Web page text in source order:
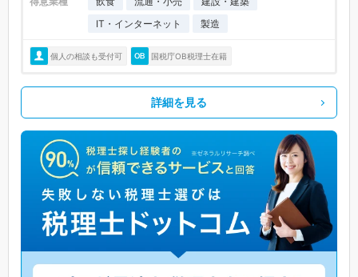
IT・インターネット
製造
個人の相談も受付可 国税庁OB税理士在籍
詳細を見る